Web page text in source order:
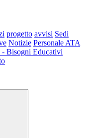
progetto avvisi Sedi
Notizie Personale ATA
- Bisogni Educativi